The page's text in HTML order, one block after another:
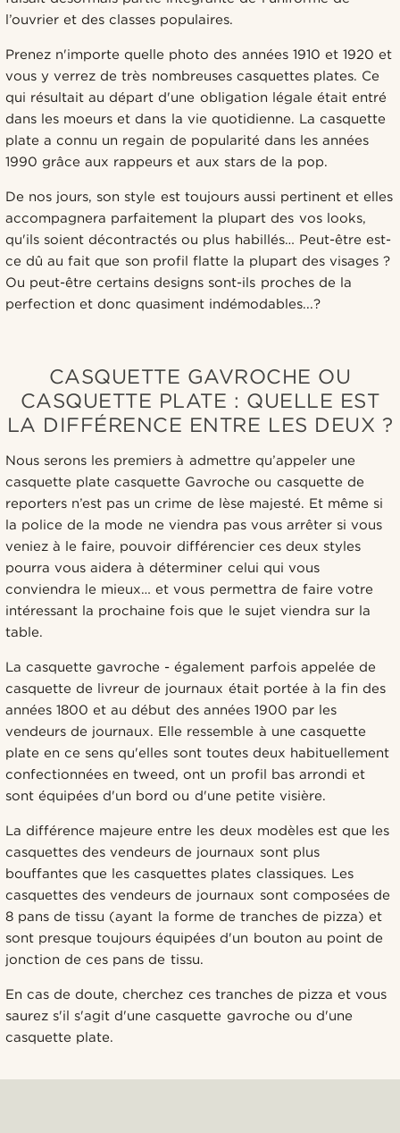
l’ouvrier et des classes populaires.
Prenez n'importe quelle photo des années 1910 et 1920 et
vous y verrez de très nombreuses casquettes plates. Ce
qui résultait au départ d'une obligation légale était entré
dans les moeurs et dans la vie quotidienne. La casquette
plate a connu un regain de popularité dans les années
1990 grâce aux rappeurs et aux stars de la pop.
De nos jours, son style est toujours aussi pertinent et elles
accompagnera parfaitement la plupart des vos looks,
qu'ils soient décontractés ou plus habillés… Peut-être est-
ce dû au fait que son profil flatte la plupart des visages ?
Ou peut-être certains designs sont-ils proches de la
perfection et donc quasiment indémodables...?
CASQUETTE GAVROCHE OU
CASQUETTE PLATE : QUELLE EST
LA DIFFÉRENCE ENTRE LES DEUX ?
Nous serons les premiers à admettre qu’appeler une
casquette plate casquette Gavroche ou casquette de
reporters n’est pas un crime de lèse majesté. Et même si
la police de la mode ne viendra pas vous arrêter si vous
veniez à le faire, pouvoir différencier ces deux styles
pourra vous aidera à déterminer celui qui vous
conviendra le mieux… et vous permettra de faire votre
intéressant la prochaine fois que le sujet viendra sur la
table.
La casquette gavroche - également parfois appelée de
casquette de livreur de journaux était portée à la fin des
années 1800 et au début des années 1900 par les
vendeurs de journaux. Elle ressemble à une casquette
plate en ce sens qu'elles sont toutes deux habituellement
confectionnées en tweed, ont un profil bas arrondi et
sont équipées d'un bord ou d'une petite visière.
La différence majeure entre les deux modèles est que les
casquettes des vendeurs de journaux sont plus
bouffantes que les casquettes plates classiques. Les
casquettes des vendeurs de journaux sont composées de
8 pans de tissu (ayant la forme de tranches de pizza) et
sont presque toujours équipées d'un bouton au point de
jonction de ces pans de tissu.
En cas de doute, cherchez ces tranches de pizza et vous
saurez s'il s'agit d'une casquette gavroche ou d'une
casquette plate.